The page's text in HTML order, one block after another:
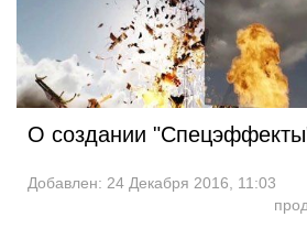
О создании
Добавлен: 24 Декабря 2016, 11:03